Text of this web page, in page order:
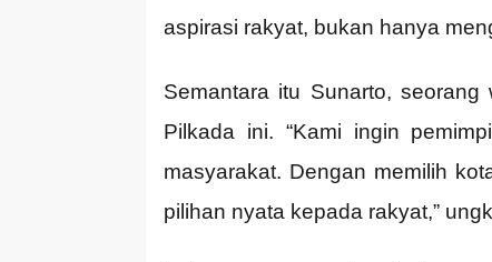
aspirasi rakyat, bukan hanya
Semantara itu Sunarto,
Pilkada ini. “Kami ingin
masyarakat. Dengan memilih
pilihan nyata kepada rakyat,”